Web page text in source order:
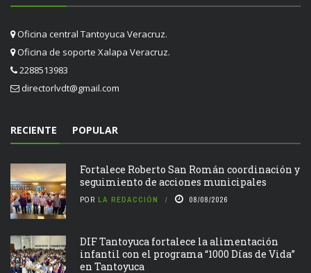
Oficina central Tantoyuca Veracruz.
Oficina de soporte Xalapa Veracruz.
2288513983
directorlvdt@gmail.com
RECIENTE POPULAR
Fortalece Roberto San Román coordinación y
seguimiento de acciones municipales
POR LA REDACCIÓN 08/08/2026
DIF Tantoyuca fortalece la alimentación
infantil con el programa “1000 Días de Vida”
en Tantoyuca